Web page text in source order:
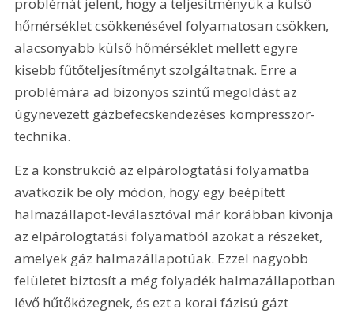
hőmérséklet csökkenésével folyamatosan csökken,
alacsonyabb külső hőmérséklet mellett egyre
kisebb fűtőteljesítményt szolgáltatnak. Erre a
problémára ad bizonyos szintű megoldást az
úgynevezett gázbefecskendezéses kompresszor-
technika.
Ez a konstrukció az elpárologtatási folyamatba
avatkozik be oly módon, hogy egy beépített
halmazállapot-leválasztóval már korábban kivonja
az elpárologtatási folyamatból azokat a részeket,
amelyek gáz halmazállapotúak. Ezzel nagyobb
felületet biztosít a még folyadék halmazállapotban
lévő hűtőközegnek, és ezt a korai fázisú gázt